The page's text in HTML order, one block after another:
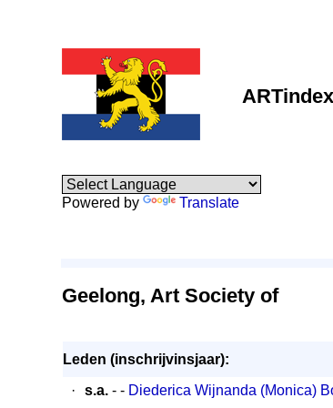
Powered by Translate
Geelong, Art Society of
Leden (inschrijvinsjaar):
·
s.a. - - Diederica Wijnanda (Monica)